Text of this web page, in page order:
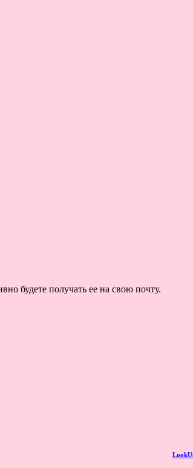
будете получать ее на свою почту.